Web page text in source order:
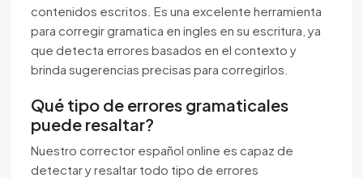
contenidos escritos. Es una excelente herramienta
para corregir gramatica en ingles en su escritura, ya
que detecta errores basados en el contexto y
brinda sugerencias precisas para corregirlos.
Qué tipo de errores gramaticales
puede resaltar?
Nuestro corrector español online es capaz de
detectar y resaltar todo tipo de errores